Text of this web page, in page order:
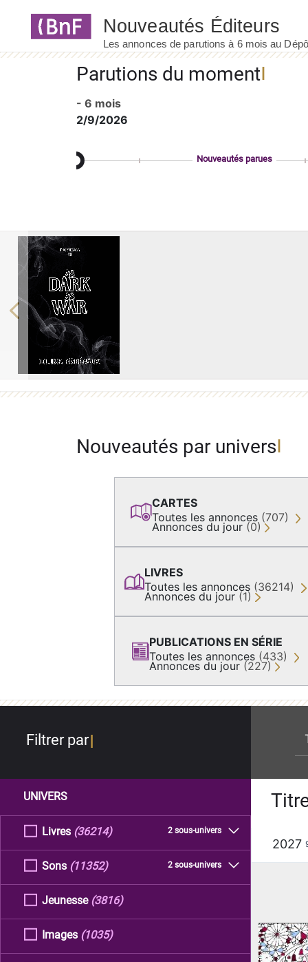
Parutions du moment
- 6 mois
2/9/2026
Nouveautés parues
Previous
Nouveautés par univers
CARTES
Toutes les annonces (707)
Annonces du jour (0)
LIVRES
Toutes les annonces (36214)
Annonces du jour (1)
PUBLICATIONS EN SÉRIE
Toutes les annonces (433)
Annonces du jour (227)
Filtrer par
UNIVERS
Livres 2 sous-univers
(36214)
Sons 2 sous-univers
(11352)
Jeunesse (3816)
Images (1035)
2027